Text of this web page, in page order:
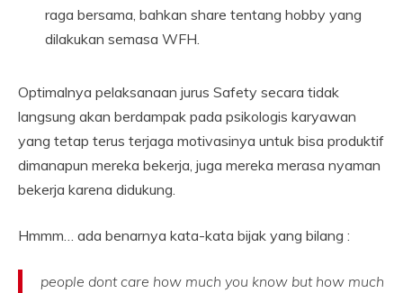
raga bersama, bahkan share tentang hobby yang
dilakukan semasa WFH.
Optimalnya pelaksanaan jurus Safety secara tidak
langsung akan berdampak pada psikologis karyawan
yang tetap terus terjaga motivasinya untuk bisa produktif
dimanapun mereka bekerja, juga mereka merasa nyaman
bekerja karena didukung.
Hmmm… ada benarnya kata-kata bijak yang bilang :
people dont care how much you know but how much